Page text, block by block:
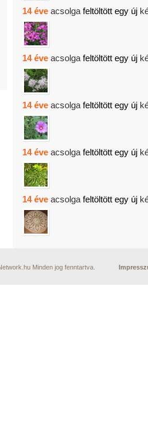
14 éve acsolga feltöltött egy új
14 éve acsolga feltöltött egy új
14 éve acsolga feltöltött egy új
14 éve acsolga feltöltött egy új
14 éve acsolga feltöltött egy új
Minden jog fenntartva.